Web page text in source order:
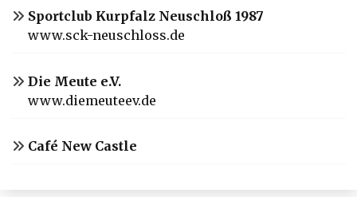
Sportclub Kurpfalz Neuschloß 1987
www.sck-neuschloss.de
Die Meute e.V.
www.diemeuteev.de
Café New Castle